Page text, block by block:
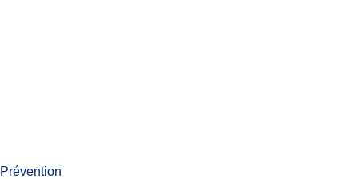
Prévention